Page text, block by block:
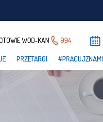
WOD-KAN 994
PRZETARGI #PRACUJZNAMI